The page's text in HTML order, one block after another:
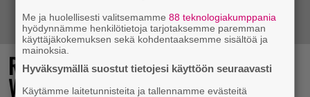
Rallienglanti raikaa kotimaisen
Wreckfest 2:n uudella esittelyvideolla
Me ja huolellisesti valitsemamme88 teknologiakumppania
hyödynnämme henkilötietoja tarjotaksemme paremman
käyttäjäkokemuksen sekä kohdentaaksemme sisältöä ja
mainoksia.
Hyväksymällä suostut tietojesi käyttöön seuraavasti
Käytämme laitetunnisteita ja tallennamme evästeitä